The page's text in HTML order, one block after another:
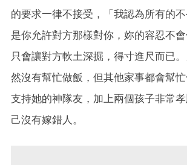
的要求一律不接受，「我認為所有的
是你允許對方那樣對你，妳的容忍不會
只會讓對方軟土深掘，得寸進尺而已
然沒有幫忙做飯，但其他家事都會幫
支持她的神隊友，加上兩個孩子非常
己沒有嫁錯人。